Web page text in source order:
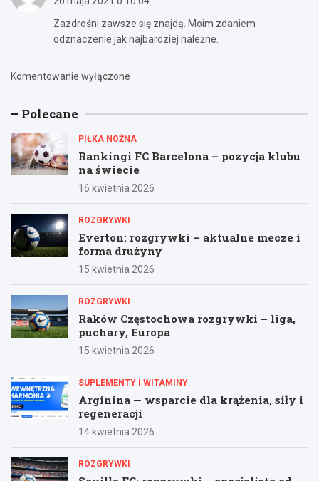
Zazdrośni zawsze się znajdą. Moim zdaniem
odznaczenie jak najbardziej należne.
Komentowanie wyłączone
Polecane
PIŁKA NOŻNA
Rankingi FC Barcelona – pozycja klubu
na świecie
16 kwietnia 2026
ROZGRYWKI
Everton: rozgrywki – aktualne mecze i
forma drużyny
15 kwietnia 2026
ROZGRYWKI
Raków Częstochowa rozgrywki – liga,
puchary, Europa
15 kwietnia 2026
SUPLEMENTY I WITAMINY
Arginina — wsparcie dla krążenia, siły i
regeneracji
14 kwietnia 2026
ROZGRYWKI